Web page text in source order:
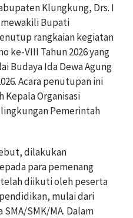
Klungkung, Drs. I
Bupati
rangkaian kegiatan
ke-VIII Tahun 2026 yang
Budaya Ida Dewa Agung
Acara penutupan ini
Organisasi
Pemerintah
dilakukan
para pemenang
diikuti oleh peserta
mulai dari
SMK/MA. Dalam